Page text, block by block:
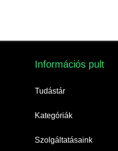
Információs pult​
Tudástár
Kategóriák
Szolgáltatásaink